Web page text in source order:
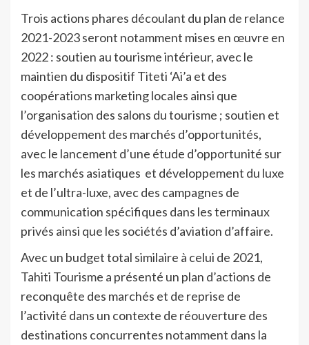
Trois actions phares découlant du plan de relance
2021-2023 seront notamment mises en œuvre en
2022 : soutien au tourisme intérieur, avec le
maintien du dispositif Titeti ‘Ai’a et des
coopérations marketing locales ainsi que
l’organisation des salons du tourisme ; soutien et
développement des marchés d’opportunités,
avec le lancement d’une étude d’opportunité sur
les marchés asiatiques et développement du luxe
et de l’ultra-luxe, avec des campagnes de
communication spécifiques dans les terminaux
privés ainsi que les sociétés d’aviation d’affaire.
Avec un budget total similaire à celui de 2021,
Tahiti Tourisme a présenté un plan d’actions de
reconquête des marchés et de reprise de
l’activité dans un contexte de réouverture des
destinations concurrentes notamment dans la